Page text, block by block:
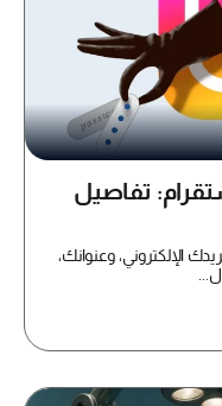
تفاصيل
الإلكتروني، وعنوانك،
ل...